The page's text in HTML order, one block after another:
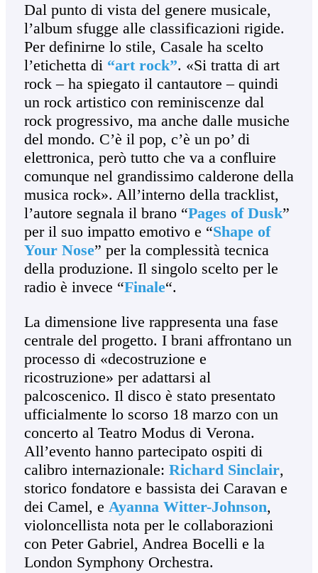
Dal punto di vista del genere musicale,
l’album sfugge alle classificazioni rigide.
Per definirne lo stile, Casale ha scelto
l’etichetta di “art rock”. «Si tratta di art
rock – ha spiegato il cantautore – quindi
un rock artistico con reminiscenze dal
rock progressivo, ma anche dalle musiche
del mondo. C’è il pop, c’è un po’ di
elettronica, però tutto che va a confluire
comunque nel grandissimo calderone della
musica rock». All’interno della tracklist,
l’autore segnala il brano “Pages of Dusk”
per il suo impatto emotivo e “Shape of
Your Nose” per la complessità tecnica
della produzione. Il singolo scelto per le
radio è invece “Finale“.
La dimensione live rappresenta una fase
centrale del progetto. I brani affrontano un
processo di «decostruzione e
ricostruzione» per adattarsi al
palcoscenico. Il disco è stato presentato
ufficialmente lo scorso 18 marzo con un
concerto al Teatro Modus di Verona.
All’evento hanno partecipato ospiti di
calibro internazionale: Richard Sinclair,
storico fondatore e bassista dei Caravan e
dei Camel, e Ayanna Witter-Johnson,
violoncellista nota per le collaborazioni
con Peter Gabriel, Andrea Bocelli e la
London Symphony Orchestra.